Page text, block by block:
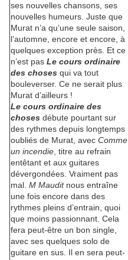
ses nouvelles chansons, ses
nouvelles humeurs. Juste que
Murat n’a qu’une seule saison,
l’automne, encore et encore, à
quelques exception près. Et ce
n’est pas Le cours ordinaire
des choses qui va tout
bouleverser. Ce ne serait plus
Murat d’ailleurs !
Le cours ordinaire des
choses débute pourtant sur
des rythmes depuis longtemps
oubliés de Murat, avec Comme
un incendie , titre au refrain
entêtant et aux guitares
dévergondées. Vraiment pas
mal. M Mauditnous entraîne
une fois encore dans des
rythmes pleins d’entrain, quoi
que moins passionnant. Cela
fera peut-être un bon single,
avec ses quelques solo de
guitare en sus. Il en sera peut-